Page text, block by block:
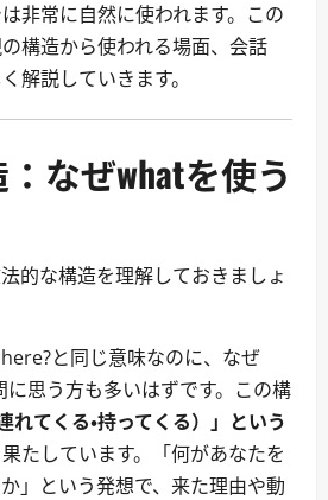
非常に自然に使われます。この
構造から使われる場面、会話
解説していきます。
なぜwhatを使う
的な構造を理解しておきましょ
と同じ意味なのに、なぜ
思う方も多いはずです。この構
れてくる・持ってくる）」という
たしています。「何があなたを
」という発想で、来た理由や動